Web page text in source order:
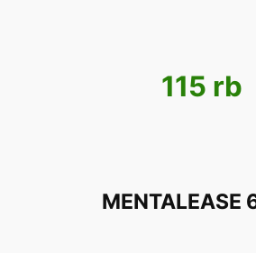
115 rb
MENTALEASE